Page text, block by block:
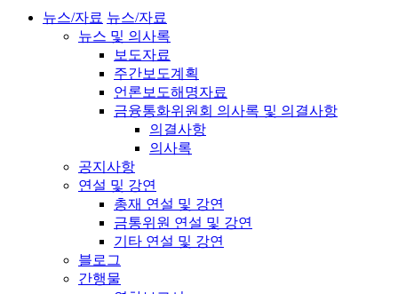
뉴스/자료 뉴스/자료
뉴스 및 의사록
보도자료
주간보도계획
언론보도해명자료
금융통화위원회 의사록 및 의결사항
의결사항
의사록
공지사항
연설 및 강연
총재 연설 및 강연
금통위원 연설 및 강연
기타 연설 및 강연
블로그
간행물